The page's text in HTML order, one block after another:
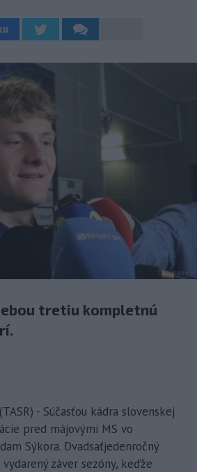
tretiu kompletnú
- Súčasťou kádra slovenskej
pred májovými MS vo
Sýkora. Dvadsaťjedenročný
záver sezóny, keďže